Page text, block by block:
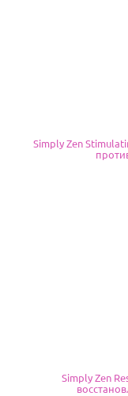
Simply Zen
Simply Zen